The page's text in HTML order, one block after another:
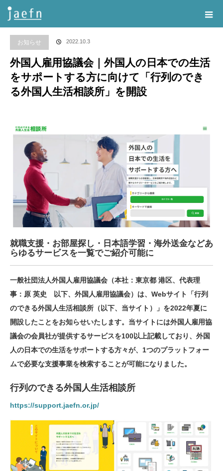
告知・記事一覧
外国人雇用協議会｜
設
お知らせ 2022.10.3
外国人雇用協議会｜外国人の日本での生活
をサポートする方に向けて「行列のでき
る外国人生活相談所」を開設
就職支援・お部屋探し・日本語学習・海外送金などあ
らゆるサービスを一覧でご紹介可能に
一般社団法⼈外国⼈雇用協議会（本社：東京都 港区、代表理
事：原 英史 以下、外国人雇用協議会）は、Webサイト「行列
のできる外国人生活相談所（以下、当サイト）」を2022年夏に
開設したことをお知らせいたします。当サイトには外国人雇用協
議会の会員社が提供するサービスを100以上記載しており、外国
人の日本での生活をサポートする方々が、1つのプラットフォー
ムで必要な支援事業を検索することが可能になりました。
行列のできる外国人生活相談所
https://support.jaefn.or.jp/